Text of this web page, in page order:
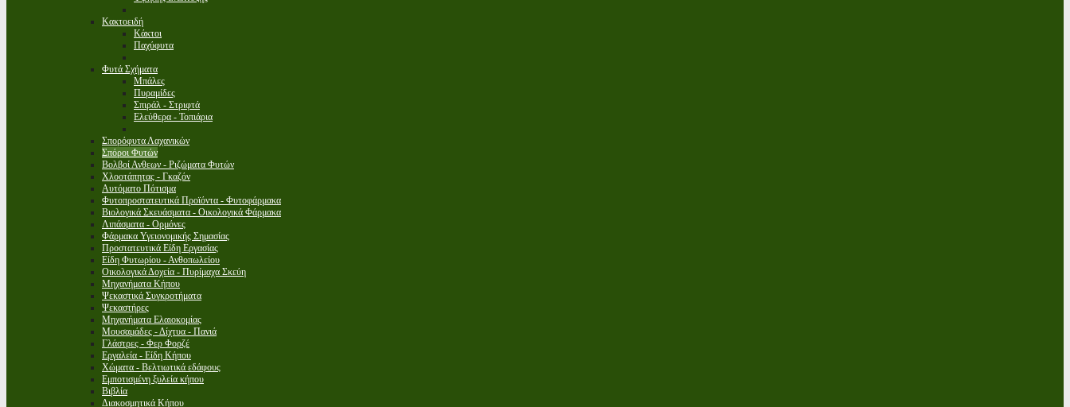
Κακτοειδή
Κάκτοι
Παχύφυτα
Φυτά Σχήματα
Μπάλες
Πυραμίδες
Σπιράλ - Στριφτά
Ελεύθερα - Τοπιάρια
Σπορόφυτα Λαχανικών
Σπόροι Φυτών
Βολβοί Ανθεων - Ριζώματα Φυτών
Χλοοτάπητας - Γκαζόν
Αυτόματο Πότισμα
Φυτοπροστατευτικά Προϊόντα - Φυτοφάρμακα
Βιολογικά Σκευάσματα - Οικολογικά Φάρμακα
Λιπάσματα - Ορμόνες
Φάρμακα Υγειονομικής Σημασίας
Προστατευτικά Είδη Εργασίας
Είδη Φυτωρίου - Ανθοπωλείου
Οικολογικά Δοχεία - Πυρίμαχα Σκεύη
Μηχανήματα Κήπου
Ψεκαστικά Συγκροτήματα
Ψεκαστήρες
Μηχανήματα Ελαιοκομίας
Μουσαμάδες - Δίχτυα - Πανιά
Γλάστρες - Φερ Φορζέ
Εργαλεία - Είδη Κήπου
Χώματα - Βελτιωτικά εδάφους
Εμποτισμένη ξυλεία κήπου
Βιβλία
Διακοσμητικά Κήπου